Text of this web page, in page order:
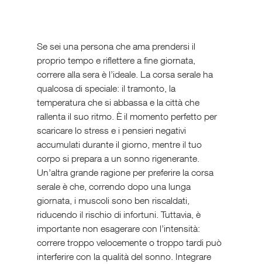
Se sei una persona che ama prendersi il
proprio tempo e riflettere a fine giornata,
correre alla sera è l’ideale. La corsa serale ha
qualcosa di speciale: il tramonto, la
temperatura che si abbassa e la città che
rallenta il suo ritmo. È il momento perfetto per
scaricare lo stress e i pensieri negativi
accumulati durante il giorno, mentre il tuo
corpo si prepara a un sonno rigenerante.
Un’altra grande ragione per preferire la corsa
serale è che, correndo dopo una lunga
giornata, i muscoli sono ben riscaldati,
riducendo il rischio di infortuni. Tuttavia, è
importante non esagerare con l’intensità:
correre troppo velocemente o troppo tardi può
interferire con la qualità del sonno. Integrare